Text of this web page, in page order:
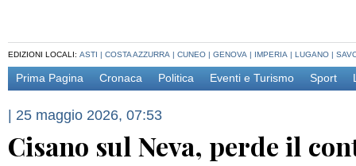
EDIZIONI LOCALI: ASTI | COSTA AZZURRA | CUNEO | GENOVA | IMPERIA | LUGANO |
Prima Pagina Cronaca Politica Eventi e Turismo Sport
| 25 maggio 2026, 07:53
Cisano sul Neva, perde il